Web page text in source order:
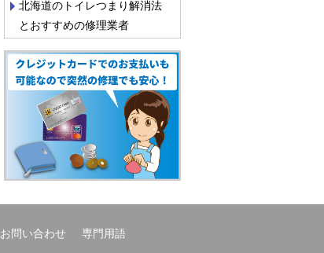
北海道のトイレつまり解消法
とおすすめの修理業者
お問い合わせ 専門用語